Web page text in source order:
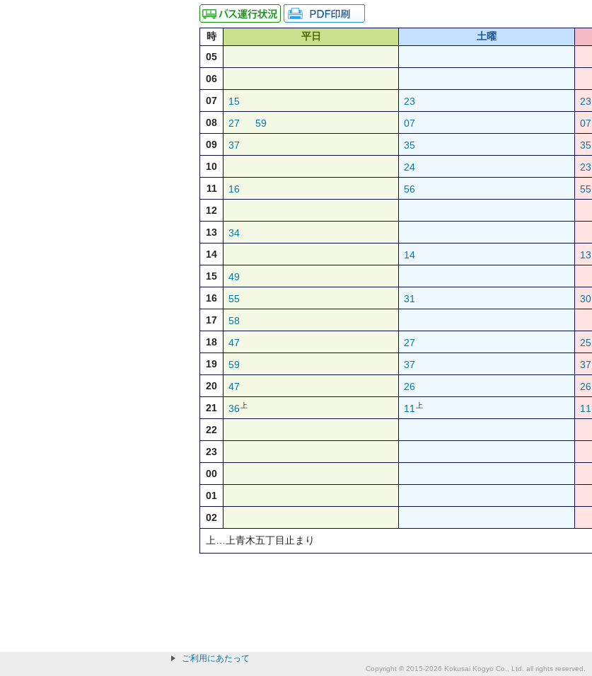
時 平日 土曜
05
06
07
15 23
23
08
27 59 07
07
09
37 35
35
10
24
23
11
16 56
55
12
13
34
14
14
13
15
49
16
55 31
30
17
58
18
47 27
25
19
59 37
37
20
47 26
26
21
36 上 11 上 11
22
23
00
01
02
上…上青木五丁目止まり
ご利用にあたって
Copyright © 2015-2026 Kokusai Kogyo Co., Ltd. all rights reserved.